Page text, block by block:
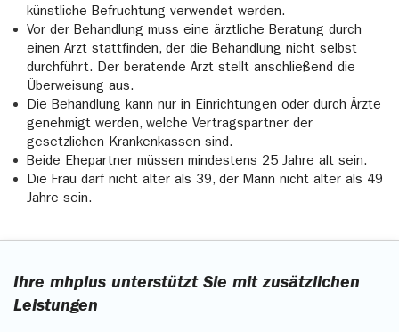
Schwangerschaft und ist das häufigste Verfahren bei
der Kinderwunschbehandlung.
künstliche Befruchtung verwendet werden.
Vor der Behandlung muss eine ärztliche Beratung durch
einen Arzt stattfinden, der die Behandlung nicht selbst
durchführt. Der beratende Arzt stellt anschließend die
Überweisung aus.
Die Behandlung kann nur in Einrichtungen oder durch Ärzte
genehmigt werden, welche Vertragspartner der
gesetzlichen Krankenkassen sind.
Beide Ehepartner müssen mindestens 25 Jahre alt sein.
Die Frau darf nicht älter als 39, der Mann nicht älter als 49
Jahre sein.
Ihre mhplus unterstützt Sie mit zusätzlichen
Leistungen